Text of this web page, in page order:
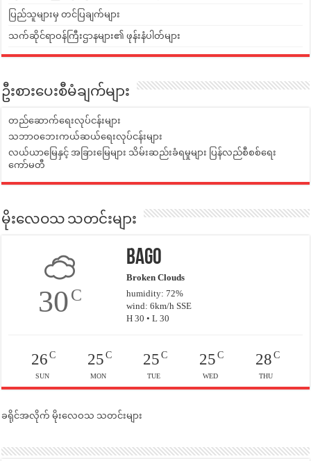
ပြည်သူများမှ တင်ပြချက်များ
သက်ဆိုင်ရာဝန်ကြီးဌာနများ၏ ဖုန်းနံပါတ်များ
ဦးစားပေးစီမံချက်များ
တည်ဆောက်ရေးလုပ်ငန်းများ
သဘာဝဘေးကယ်ဆယ်ရေးလုပ်ငန်းများ
လယ်ယာမြေနှင့် အခြားမြေများ သိမ်းဆည်းခံရမှုများ ပြန်လည်စီစစ်ရေး
ကော်မတီ
မိုးလေဝသ သတင်းများ
30C
Bago
Broken Clouds
humidity: 72%
wind: 6km/h SSE
H 30 • L 30
26C
SUN
25C
MON
25 C
TUE
25C
WED
28C
THU
ခရိုင်အလိုက် မိုးလေဝသ သတင်းများ